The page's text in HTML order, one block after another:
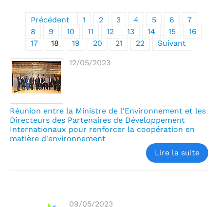
Précédent 1 2 3 4 5 6
7
8
9 10 11 12 13 14 15
16
17
18 19 20 21 22 Suivant
12/05/2023
Réunion entre la Ministre de l'Environnement et les
Directeurs des Partenaires de Développement
Internationaux pour renforcer la coopération en
matière d'environnement
Lire la suite
09/05/2023